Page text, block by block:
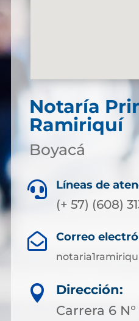
Notaría
Ramiriquí
Boyacá
 Líneas de
(+ 57) (608)
 Correo

Dirección:
Carrera 6 N°